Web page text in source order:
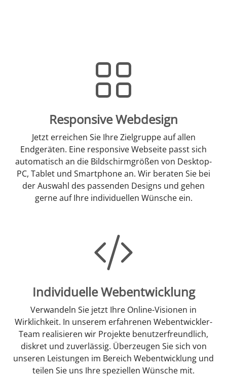
Responsive Webdesign
Jetzt erreichen Sie Ihre Zielgruppe auf allen
Endgeräten. Eine responsive Webseite passt sich
automatisch an die Bildschirmgrößen von Desktop-
PC, Tablet und Smartphone an. Wir beraten Sie bei
der Auswahl des passenden Designs und gehen
gerne auf Ihre individuellen Wünsche ein.
Individuelle Webentwicklung
Verwandeln Sie jetzt Ihre Online-Visionen in
Wirklichkeit. In unserem erfahrenen Webentwickler-
Team realisieren wir Projekte benutzerfreundlich,
diskret und zuverlässig. Überzeugen Sie sich von
unseren Leistungen im Bereich Webentwicklung und
teilen Sie uns Ihre speziellen Wünsche mit.